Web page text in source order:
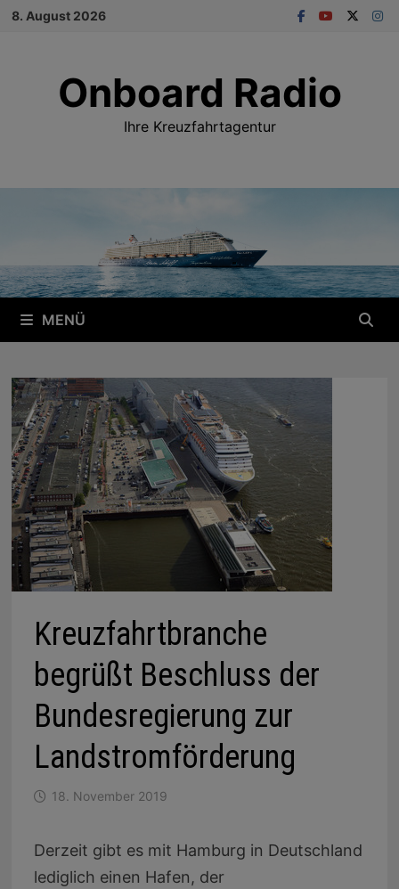
Zum
8. August 2026
Onboard Radio
Ihre Kreuzfahrtagentur
MENÜ
Kreuzfahrtbranche
begrüßt Beschluss der
Bundesregierung zur
Landstromförderung
18. November 2019
Derzeit gibt es mit Hamburg in Deutschland
lediglich einen Hafen, der